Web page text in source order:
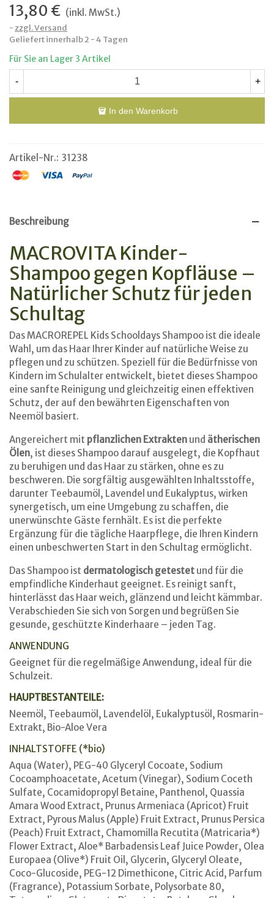
13,80 € (inkl. MwSt.)
zzgl. Versand
Geliefert innerhalb 2 - 4 Tagen
Für Sie an Lager 3 Artikel
- +
In den Warenkorb
Artikel-Nr.: 31238
Beschreibung
MACROVITA Kinder-
Shampoo gegen Kopfläuse –
Natürlicher Schutz für jeden
Schultag
Das MACROREPEL Kids Schooldays Shampoo ist die ideale
Wahl, um das Haar Ihrer Kinder auf natürliche Weise zu
pflegen und zu schützen. Speziell für die Bedürfnisse von
Kindern im Schulalter entwickelt, bietet dieses Shampoo
eine sanfte Reinigung und gleichzeitig einen effektiven
Schutz, der auf den bewährten Eigenschaften von
Neemöl basiert.
Angereichert mit pflanzlichen Extrakten und ätherischen
Ölen, ist dieses Shampoo darauf ausgelegt, die Kopfhaut
zu beruhigen und das Haar zu stärken, ohne es zu
beschweren. Die sorgfältig ausgewählten Inhaltsstoffe,
darunter Teebaumöl, Lavendel und Eukalyptus, wirken
synergetisch, um eine Umgebung zu schaffen, die
unerwünschte Gäste fernhält. Es ist die perfekte
Ergänzung für die tägliche Haarpflege, die Ihren Kindern
einen unbeschwerten Start in den Schultag ermöglicht.
Das Shampoo ist dermatologisch getestet und für die
empfindliche Kinderhaut geeignet. Es reinigt sanft,
hinterlässt das Haar weich, glänzend und leicht kämmbar.
Verabschieden Sie sich von Sorgen und begrüßen Sie
gesunde, geschützte Kinderhaare – jeden Tag.
ANWENDUNG
Geeignet für die regelmäßige Anwendung, ideal für die
Schulzeit.
HAUPTBESTANTEILE:
Neemöl, Teebaumöl, Lavendelöl, Eukalyptusöl, Rosmarin-
Extrakt, Bio-Aloe Vera
INHALTSTOFFE (*bio)
Aqua (Water), PEG-40 Glyceryl Cocoate, Sodium
Cocoamphoacetate, Acetum (Vinegar), Sodium Coceth
Sulfate, Cocamidopropyl Betaine, Panthenol, Quassia
Amara Wood Extract, Prunus Armeniaca (Apricot) Fruit
Extract, Pyrous Malus (Apple) Fruit Extract, Prunus Persica
(Peach) Fruit Extract, Chamomilla Recutita (Matricaria*)
Flower Extract, Aloe* Barbadensis Leaf Juice Powder, Olea
Europaea (Olive*) Fruit Oil, Glycerin, Glyceryl Oleate,
Coco-Glucoside, PEG-12 Dimethicone, Citric Acid, Parfum
(Fragrance), Potassium Sorbate, Polysorbate 80,